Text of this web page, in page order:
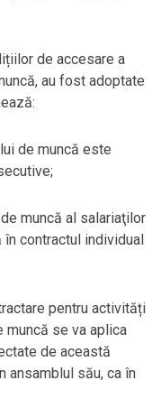
de accesare a
au fost adoptate
de muncă este
muncă al salariaţilor
în contractul individual
pentru activități
se va aplica
de această
ansamblul său, ca în